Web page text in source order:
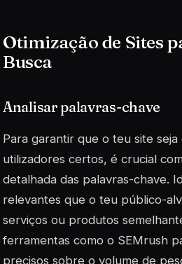
Otimização de Sites
Busca
Analisar palavras-chave
Para garantir que o teu site
utilizadores certos, é crucial
detalhada das palavras-chave.
relevantes que o teu público-
serviços ou produtos
ferramentas como o SEMrush
precisos sobre o volume de